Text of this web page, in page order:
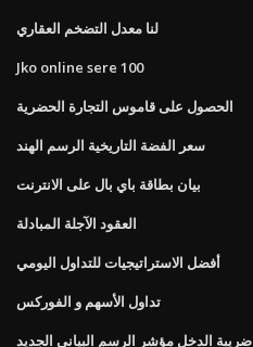
لنا معدل التضخم العقاري
Jko online sere 100
الحصول على قاموس التجارة الحضرية
سعر الفضة التاريخية الرسم الهند
بيان بطاقة باي بال على الانترنت
العقود الآجلة المبادلة
أفضل الاستراتيجيات للتداول اليومي
تداول الأسهم و الفوركس
ضريبة الدخل مؤشر الرسم البياني الجديد